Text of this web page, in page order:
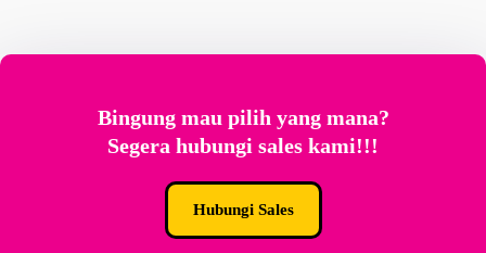
Bingung mau pilih yang mana?
Segera hubungi sales kami!!!
Hubungi Sales